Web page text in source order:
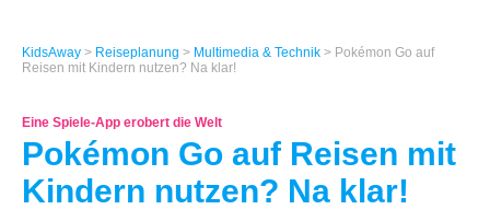
KidsAway > Reiseplanung > Multimedia & Technik > Pokémon Go auf
Reisen mit Kindern nutzen? Na klar!
Eine Spiele-App erobert die Welt
Pokémon Go auf Reisen mit
Kindern nutzen? Na klar!